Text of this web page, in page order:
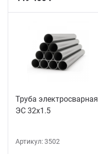
Труба электросварная
ЭС 32x1.5
Артикул:3502